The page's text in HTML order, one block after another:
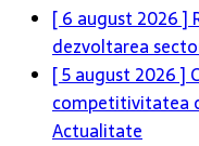
[ 6 august 2026 ]
dezvoltarea
[ 5 august 2026 ]
competitivitatea
Actualitate